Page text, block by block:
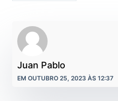
Juan Pablo
EM OUTUBRO 25, 2023 ÀS 12:37